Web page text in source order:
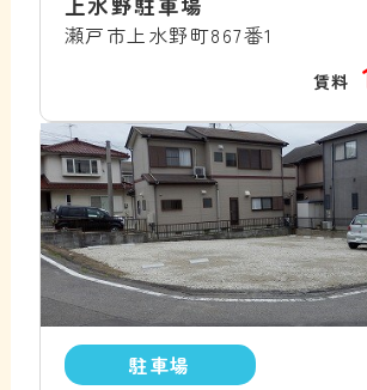
瀬戸市上水野町867番1
賃料
駐車場